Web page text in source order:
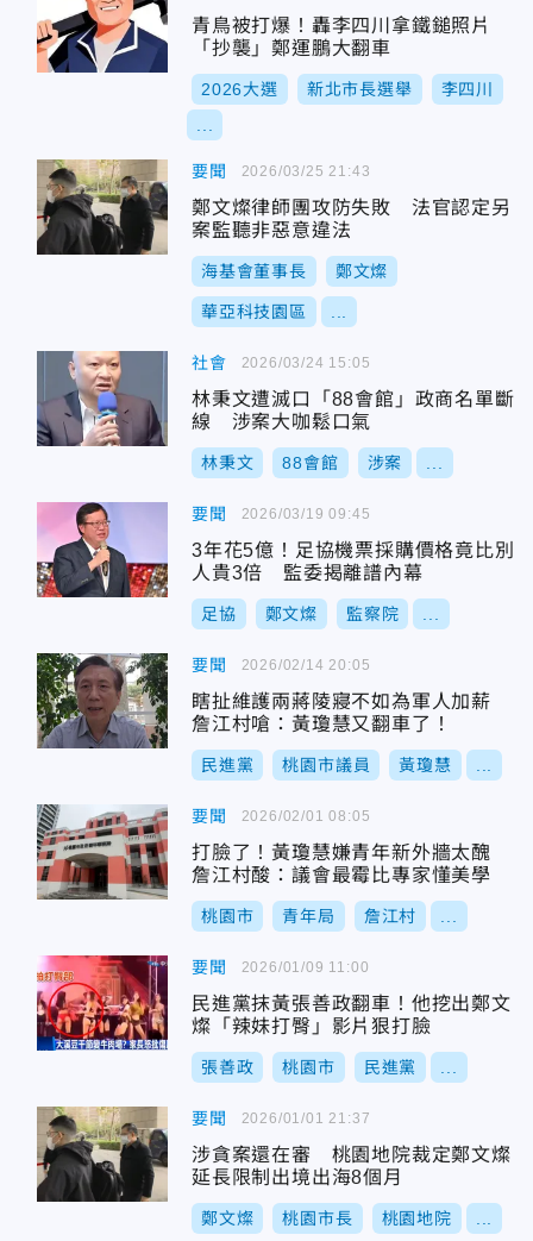
青鳥被打爆！轟李四川拿鐵鎚照片
「抄襲」鄭運鵬大翻車
2026大選 新北市長選舉 李四川
要聞
鄭文燦律師團攻防失敗 法官認定另
案監聽非惡意違法
海基會董事長 鄭文燦
華亞科技園區
2026/03/25 21:43
社會
林秉文遭滅口「88會館」政商名單斷
線 涉案大咖鬆口氣
林秉文 88會館 涉案
2026/03/24 15:05
要聞
3年花5億！足協機票採購價格竟比別
人貴3倍 監委揭離譜內幕
足協 鄭文燦 監察院
2026/03/19 09:45
要聞
瞎扯維護兩蔣陵寢不如為軍人加薪
詹江村嗆：黃瓊慧又翻車了！
民進黨 桃園市議員 黃瓊慧
2026/02/14 20:05
要聞
打臉了！黃瓊慧嫌青年新外牆太醜
詹江村酸：議會最霉比專家懂美學
桃園市 青年局 詹江村
2026/02/01 08:05
要聞
民進黨抹黃張善政翻車！他挖出鄭文
燦「辣妹打臀」影片狠打臉
張善政 桃園市 民進黨
2026/01/09 11:00
要聞
涉貪案還在審 桃園地院裁定鄭文燦
延長限制出境出海8個月
鄭文燦 桃園市長 桃園地院
2026/01/01 21:37